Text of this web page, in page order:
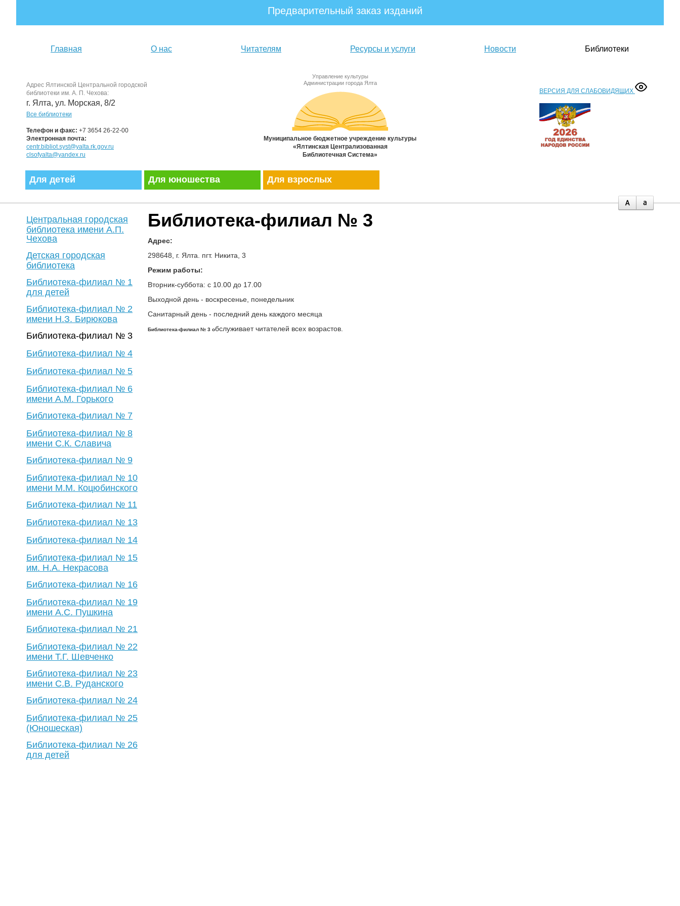
Предварительный заказ изданий
Главная О нас Читателям Ресурсы и услуги Новости Библиотеки
Управление культуры
Администрации города Ялта
Муниципальное бюджетное учреждение культуры
«Ялтинская Централизованная
Библиотечная Система»
Адрес Ялтинской Центральной городской
библиотеки им. А. П. Чехова:
г. Ялта, ул. Морская, 8/2
Все библиотеки
Телефон и факс: +7 3654 26-22-00
Электронная почта:
centr.bibliot.syst@yalta.rk.gov.ru
clsofyalta@yandex.ru
ВЕРСИЯ ДЛЯ СЛАБОВИДЯЩИХ
Для детей Для юношества Для взрослых
Библиотека-филиал № 3
Адрес:
298648, г. Ялта. пгт. Никита, 3
Режим работы:
Вторник-суббота: с 10.00 до 17.00
Выходной день - воскресенье, понедельник
Санитарный день - последний день каждого месяца
Библиотека-филиал № 3 обслуживает читателей всех возрастов.
Центральная городская
библиотека имени А.П.
Чехова
Детская городская
библиотека
Библиотека-филиал № 1
для детей
Библиотека-филиал № 2
имени Н.З. Бирюкова
Библиотека-филиал № 3
Библиотека-филиал № 4
Библиотека-филиал № 5
Библиотека-филиал № 6
имени А.М. Горького
Библиотека-филиал № 7
Библиотека-филиал № 8
имени С.К. Славича
Библиотека-филиал № 9
Библиотека-филиал № 10
имени М.М. Коцюбинского
Библиотека-филиал № 11
Библиотека-филиал № 13
Библиотека-филиал № 14
Библиотека-филиал № 15
им. Н.А. Некрасова
Библиотека-филиал № 16
Библиотека-филиал № 19
имени А.С. Пушкина
Библиотека-филиал № 21
Библиотека-филиал № 22
имени Т.Г. Шевченко
Библиотека-филиал № 23
имени С.В. Руданского
Библиотека-филиал № 24
Библиотека-филиал № 25
(Юношеская)
Библиотека-филиал № 26
для детей